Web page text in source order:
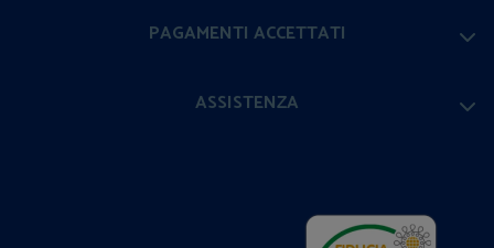
PAGAMENTI ACCETTATI
ASSISTENZA